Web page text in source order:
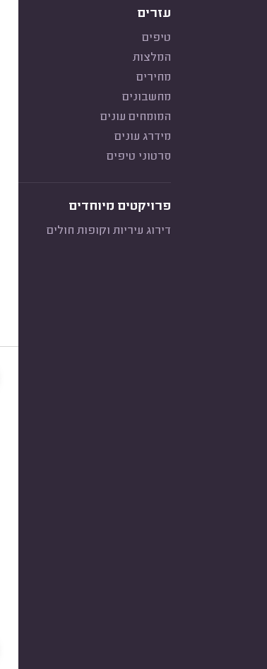
עזרים
טיפים
המלצות
מחירים
מחשבונים
המומחים עונים
מידרג עונים
סרטוני טיפים
פרויקטים מיוחדים
דירוג עיריות וקופות חולים